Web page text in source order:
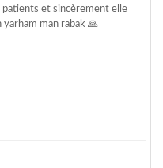
patients et sincèrement elle
man rabak 🙏